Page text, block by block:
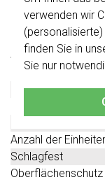
verwenden wir
finden Sie in
Sie nur
Spezifikation
Zusammenstellung
Farbe
Anzahl der
Schlagfest
Oberflächenschutz
2024
Klicken Sie hier
damit Sie